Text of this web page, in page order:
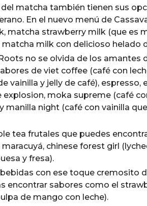
matcha también tienen sus
En el nuevo menú de
matcha strawberry milk (que es
milk con delicioso helado
no se olvida de los amantes
de viet coffee (café con
vainilla y jelly de café), espresso,
explosion, moka supreme (café
manilla night (café con vainilla
tea frutales que puedes
chinese forest girl
y fresa).
con ese toque cremosito
encontrar sabores como el
de mango con leche).